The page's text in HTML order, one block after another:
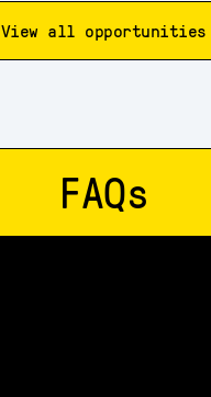
View all opportunities
FAQs